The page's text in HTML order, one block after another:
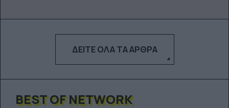
ΔΕΊΤΕ ΌΛΑ ΤΑ ΆΡΘΡΑ
BEST OF NETWORK